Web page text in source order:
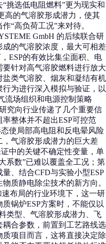
挑选低电阻燃料”更为现实和
高的气溶胶形成潜力，使其
“高负荷工况”来对待。
GmbH 的后续联合研
的气溶胶浓度，最大可相差
ESP的有效比集尘面积、电
针对高气溶胶燃料进行放大
类气溶胶、烟灰和凝结有机
为进行深入模拟与验证，以
流场组织和电源控制策略
究向行业传递了几个重要信
整体并不超出ESP可控范
使局部高电阻和反电晕风险
气溶胶形成潜力的巨大差
中的关键不确定性变量，单
系数”已难以覆盖全工况；第
、结合CFD与实验小型ESP
质静电除尘技术的新方向。
布局的行业环境下，这一研
锅炉ESP方案时，不能仅以
类型、气溶胶形成潜力、飞
合参数，前置到工艺路线选
项目而言，这将直接决定除